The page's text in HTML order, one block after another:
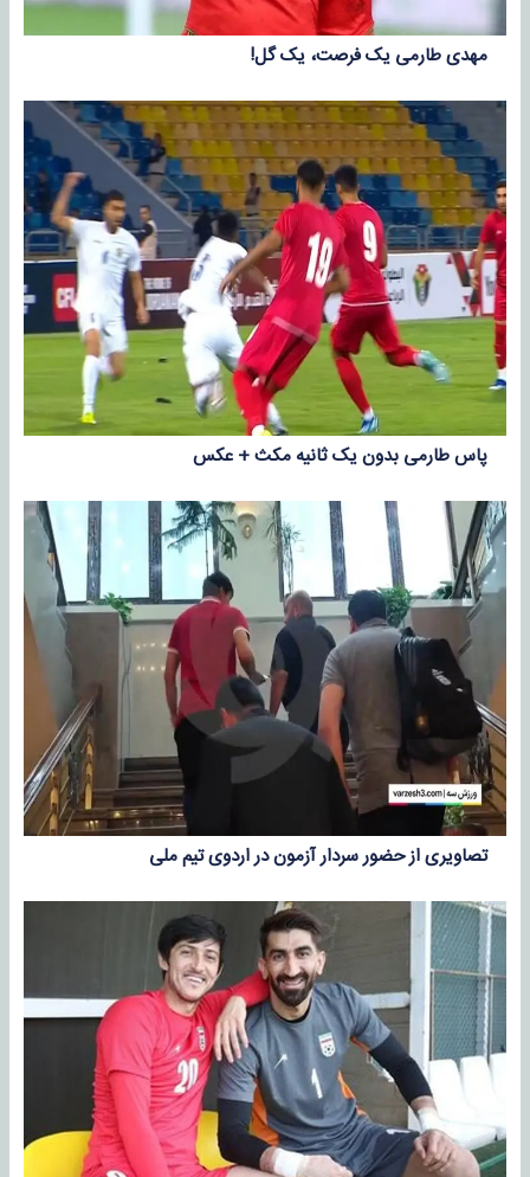
مهدی طارمی یک فرصت، یک گل!
پاس طارمی بدون یک ثانیه مکث + عکس
تصاویری از حضور سردار آزمون در اردوی تیم ملی